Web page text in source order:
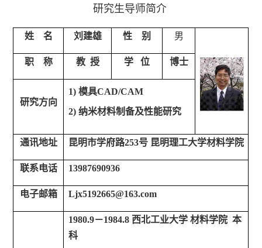
研究生导师简介
姓 名 刘建雄 性 别 男
职 称 教 授 学 位 博士
研究方向
1) 模具CAD/CAM
2) 纳米材料制备及性能研究
通讯地址 昆明市学府路253号 昆明理工大学材料学院
联系电话 13987690936
电子邮箱 Ljx5192665@163.com
1980.9－1984.8 西北工业大学 材料学院 本
科